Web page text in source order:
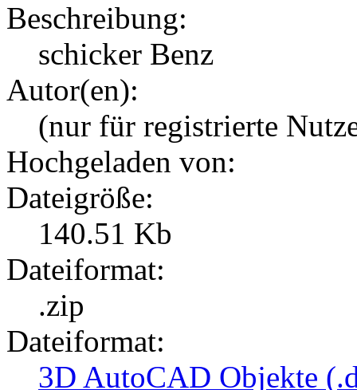
Beschreibung:
schicker Benz
Autor(en):
(nur für registrierte
Hochgeladen von:
Dateigröße:
140.51 Kb
Dateiformat:
.zip
Dateiformat:
3D AutoCAD Objekte